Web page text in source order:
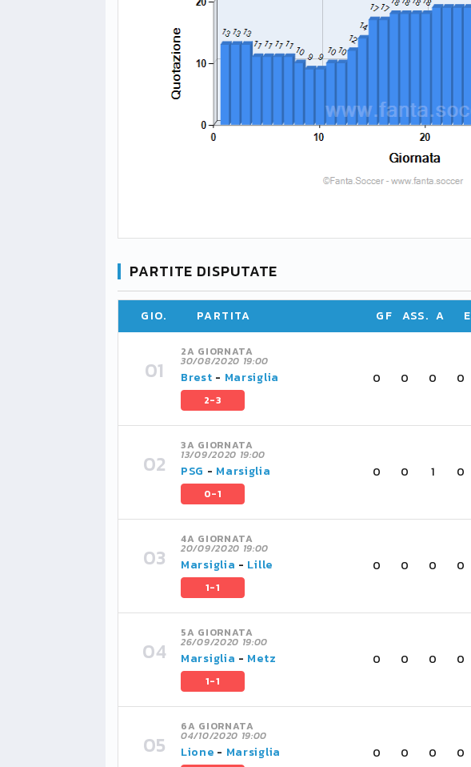
PARTITE DISPUTATE
GIO. PARTITA GF ASS. A E
2A GIORNATA
30/08/2020 19:00
Brest - Marsiglia
2-3
0 0 0 0
3A GIORNATA
13/09/2020 19:00
PSG - Marsiglia
0-1
0 0 1 0
4A GIORNATA
20/09/2020 19:00
Marsiglia - Lille
1-1
0 0 0 0
5A GIORNATA
26/09/2020 19:00
Marsiglia - Metz
1-1
0 0 0 0
6A GIORNATA
04/10/2020 19:00
Lione - Marsiglia 0 0 0 0